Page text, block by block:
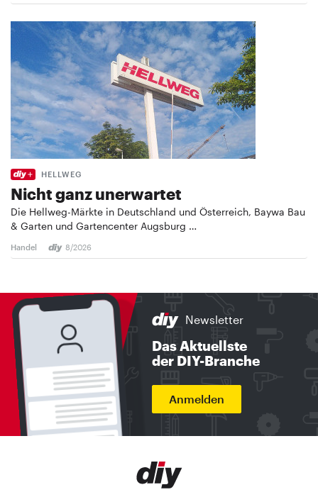
HELLWEG
Nicht ganz unerwartet
Die Hellweg-Märkte in Deutschland und Österreich, Baywa Bau
& Garten und Gartencenter Augsburg …
Handel 8/2026
Newsletter
Das Aktuellste
der DIY-Branche
Anmelden